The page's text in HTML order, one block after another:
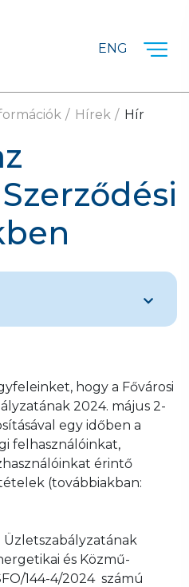
ENG
Hírek Hír
hogy a Fővárosi
2024. május 2-
egy időben a
felhasználóinkat,
érintő
(továbbiakban:
Üzletszabályzatának
és Közmű-
144-4/2024 számú